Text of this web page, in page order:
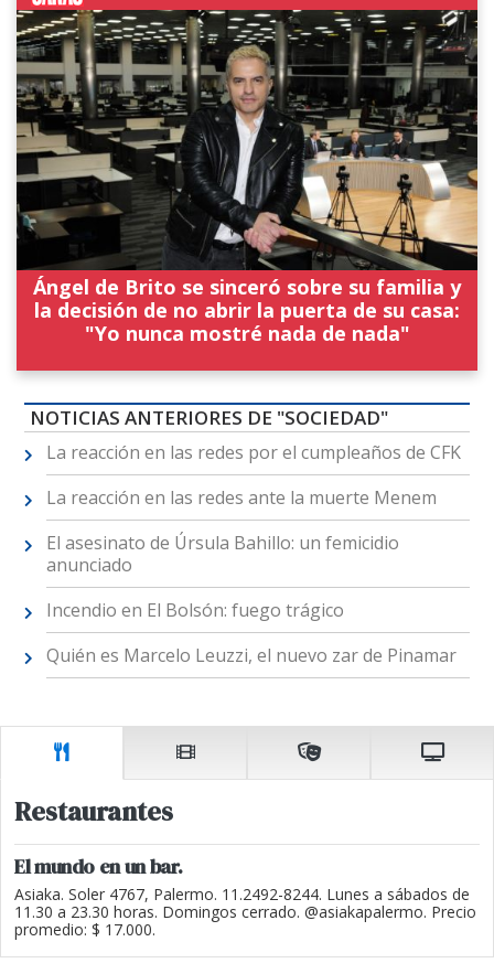
Ángel de Brito se sinceró sobre su familia y
la decisión de no abrir la puerta de su casa:
"Yo nunca mostré nada de nada"
NOTICIAS ANTERIORES DE "SOCIEDAD"
La reacción en las redes por el cumpleaños de CFK
La reacción en las redes ante la muerte Menem
El asesinato de Úrsula Bahillo: un femicidio
anunciado
Incendio en El Bolsón: fuego trágico
Quién es Marcelo Leuzzi, el nuevo zar de Pinamar
Restaurantes
El mundo en un bar.
Asiaka. Soler 4767, Palermo. 11.2492-8244. Lunes a sábados de
11.30 a 23.30 horas. Domingos cerrado. @asiakapalermo. Precio
promedio: $ 17.000.